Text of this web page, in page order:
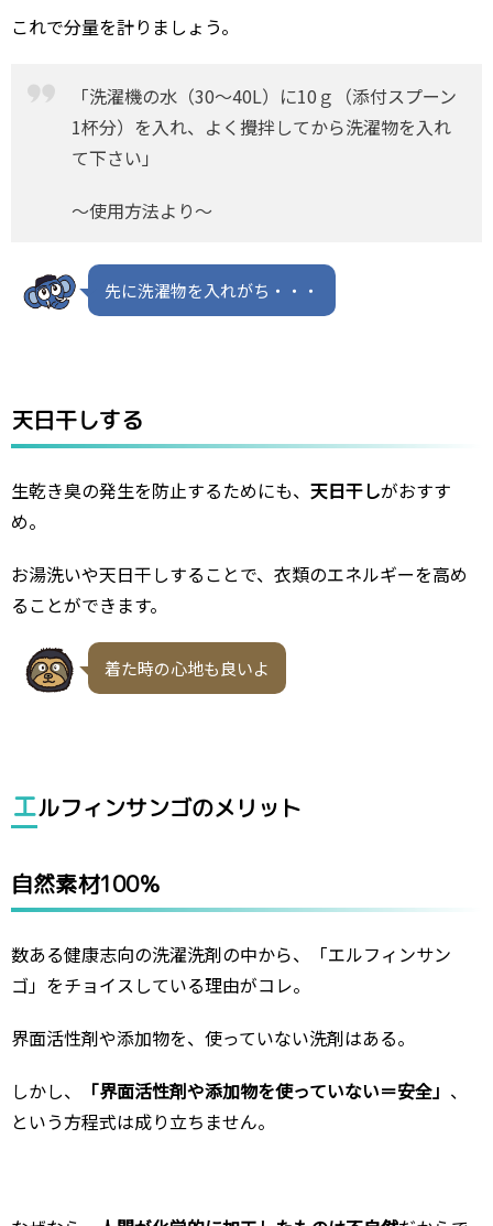
これで分量を計りましょう。
「洗濯機の水（30～40L）に10ｇ（添付スプーン
1杯分）を入れ、よく攪拌してから洗濯物を入れ
て下さい」
～使用方法より～
先に洗濯物を入れがち・・・
天日干しする
生乾き臭の発生を防止するためにも、 天日干しがおすす
め。
お湯洗いや天日干しすることで、衣類のエネルギーを高め
ることができます。
着た時の心地も良いよ
エルフィンサンゴのメリット
自然素材100％
数ある健康志向の洗濯洗剤の中から、「エルフィンサン
ゴ」をチョイスしている理由がコレ。
界面活性剤や添加物を、使っていない洗剤はある。
しかし、
「界面活性剤や添加物を使っていない＝安全」 、
という方程式は成り立ちません。